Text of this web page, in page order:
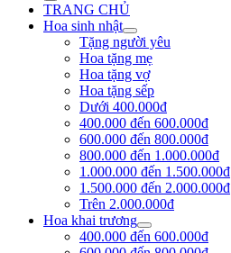
TRANG CHỦ
Hoa sinh nhật
Tặng người yêu
Hoa tặng mẹ
Hoa tặng vợ
Hoa tặng sếp
Dưới 400.000đ
400.000 đến 600.000đ
600.000 đến 800.000đ
800.000 đến 1.000.000đ
1.000.000 đến 1.500.000đ
1.500.000 đến 2.000.000đ
Trên 2.000.000đ
Hoa khai trương
400.000 đến 600.000đ